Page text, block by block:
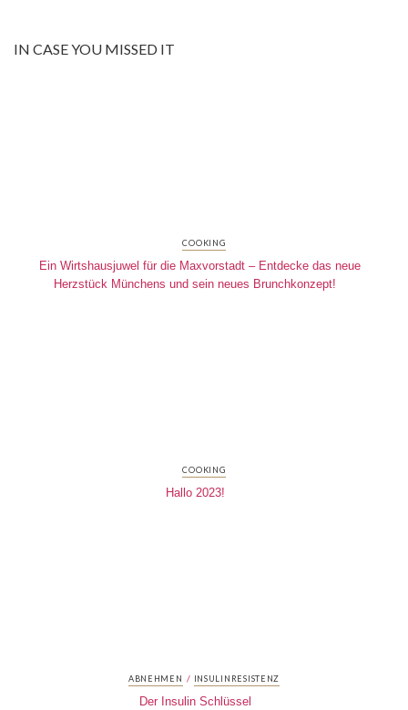
IN CASE YOU MISSED IT
COOKING
Ein Wirtshausjuwel für die Maxvorstadt – Entdecke das neue
Herzstück Münchens und sein neues Brunchkonzept!
COOKING
Hallo 2023!
ABNEHMEN / INSULINRESISTENZ
Der Insulin Schlüssel